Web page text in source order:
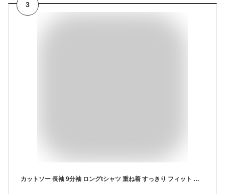
3
カットソー 長袖 9分袖 ロングtシャツ 重ね着 すっきり フィット 着痩せ しっかり 丈夫 ストレッチ 柔らかい レディース メンズ 綿100% コットン ロンT インナー トップス tシャツ ロング丈 クレイジー 配色 リブ トップス 洗濯に強い パティ PATY パティ 【メール便50】